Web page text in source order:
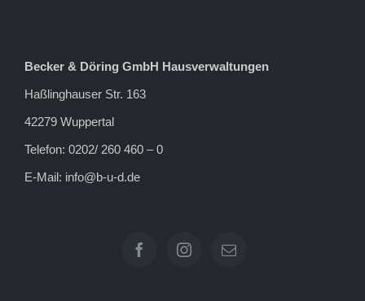
Becker & Döring GmbH Hausverwaltungen
Haßlinghauser Str. 163
42279 Wuppertal
Telefon: 0202/ 260 460 – 0
E-Mail: info@b-u-d.de